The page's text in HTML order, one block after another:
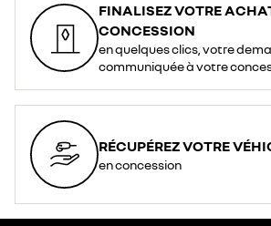
FINALISEZ VOTRE
CONCESSION
en quelques clics, votre
communiquée à votre
RÉCUPÉREZ VOTRE
en concession